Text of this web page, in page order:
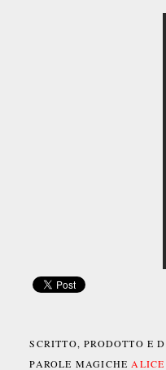
SCRITTO, PRODOTTO E
PAROLE MAGICHE